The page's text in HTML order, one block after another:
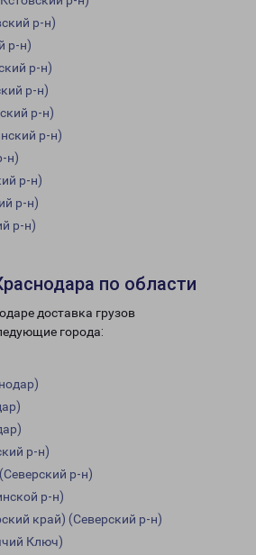
р-н)
р-н)
р-н)
р-н)
р-н)
р-н)
н)
р-н)
р-н)
р-н)
по области
доставка грузов
города:
р-н)
р-н)
р-н)
край) (Северский р-н)
Ключ)